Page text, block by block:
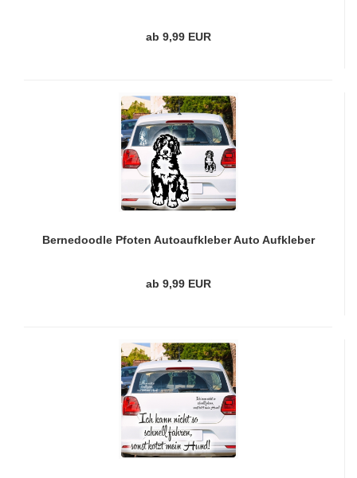
ab 9,99 EUR
Bernedoodle Pfoten Autoaufkleber Auto Aufkleber
ab 9,99 EUR